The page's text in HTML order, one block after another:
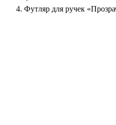
Футляр для ручек